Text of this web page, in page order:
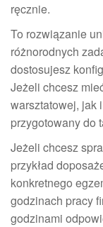
ręcznie.
To rozwiązanie
różnorodnych
dostosujesz
Jeżeli chcesz
warsztatowej, jak
przygotowany do
Jeżeli chcesz
przykład
konkretnego
godzinach pracy
godzinami